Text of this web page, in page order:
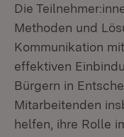
Die
Methoden und
Kommunikation
effektiven
Bürgern in
Mitarbeitenden
helfen, ihre Rolle